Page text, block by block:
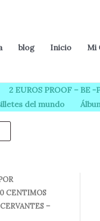
blog Inicio Mi
2 EUROS PROOF – BE -
del mundo
CENTIMOS
–